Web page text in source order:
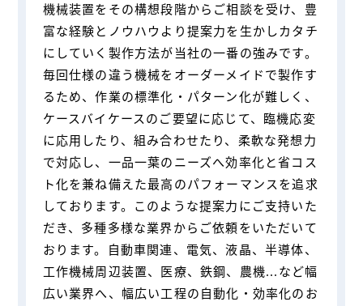
機械装置をその構想段階からご相談を受け、豊
富な経験とノウハウより提案力を生かしカタチ
にしていく製作方法が当社の一番の強みです。
毎回仕様の違う機械をオーダーメイドで製作す
るため、作業の標準化・パターン化が難しく、
ケースバイケースのご要望に応じて、臨機応変
に応用したり、組み合わせたり、柔軟な発想力
で対応し、一品一葉のニーズへ効率化と省コス
ト化を兼ね備えた最高のパフォーマンスを追求
しております。このような提案力にご支持いた
だき、多種多様な業界からご依頼をいただいて
おります。自動車関連、電気、液晶、半導体、
工作機械周辺装置、医療、鉄鋼、農機...など幅
広い業界へ、幅広い工程の自動化・効率化のお